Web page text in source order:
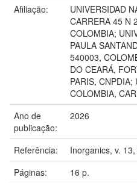
Afiliação:
UNIVERSIDAD
CARRERA 45 N
COLOMBIA;
PAULA
540003,
DO CEARÁ,
PARIS, CNPDIA;
COLOMBIA,
Ano de
publicação:
2026
Referência:
Inorganics, v.
Páginas:
16 p.